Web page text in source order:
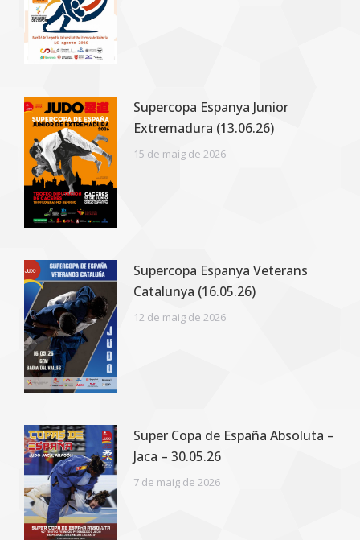
Supercopa Espanya Junior
Extremadura (13.06.26)
15 de maig de 2026
Supercopa Espanya Veterans
Catalunya (16.05.26)
12 de maig de 2026
Super Copa de España Absoluta –
Jaca – 30.05.26
7 de maig de 2026